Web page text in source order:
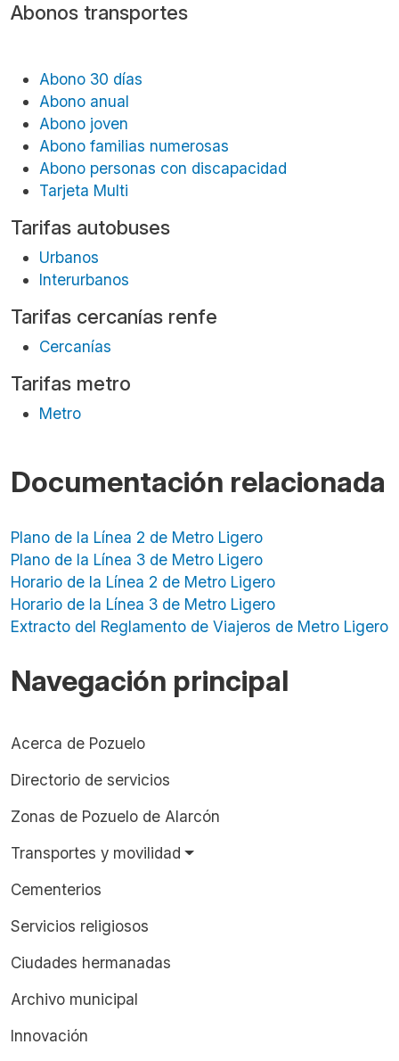
Navegación principal
Acerca de Pozuelo
Directorio de servicios
Zonas de Pozuelo de Alarcón
Transportes y movilidad
Cementerios
Servicios religiosos
Ciudades hermanadas
Archivo municipal
Innovación
Abonos transportes
Abono 30 días
Abono anual
Abono joven
Abono familias numerosas
Abono personas con discapacidad
Tarjeta Multi
Tarifas autobuses
Urbanos
Interurbanos
Tarifas cercanías renfe
Cercanías
Tarifas metro
Metro
Documentación relacionada
Plano de la Línea 2 de Metro Ligero
Plano de la Línea 3 de Metro Ligero
Horario de la Línea 2 de Metro Ligero
Horario de la Línea 3 de Metro Ligero
Extracto del Reglamento de Viajeros de Metro Ligero